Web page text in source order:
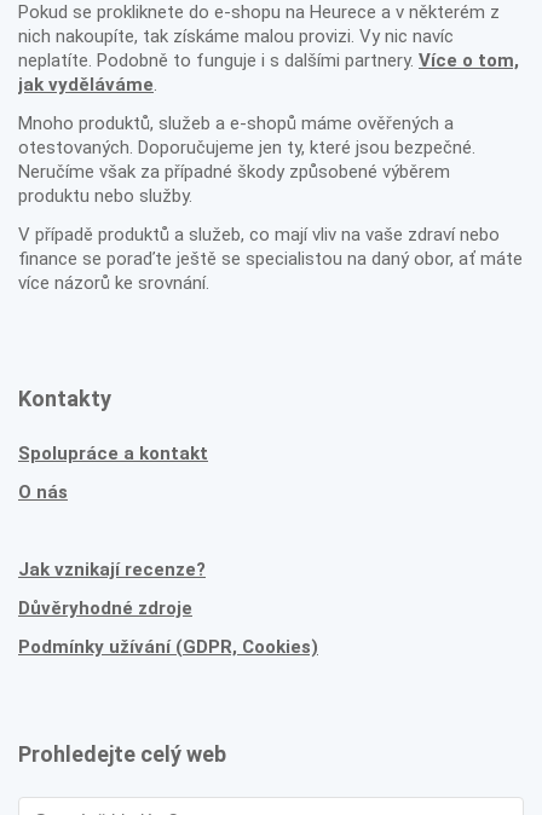
Pokud se prokliknete do e-shopu na Heurece a v některém z
nich nakoupíte, tak získáme malou provizi. Vy nic navíc
neplatíte. Podobně to funguje i s dalšími partnery. Více o tom,
jak vyděláváme.
Mnoho produktů, služeb a e-shopů máme ověřených a
otestovaných. Doporučujeme jen ty, které jsou bezpečné.
Neručíme však za případné škody způsobené výběrem
produktu nebo služby.
V případě produktů a služeb, co mají vliv na vaše zdraví nebo
finance se poraďte ještě se specialistou na daný obor, ať máte
více názorů ke srovnání.
Kontakty
Spolupráce a kontakt
O nás
Jak vznikají recenze?
Důvěryhodné zdroje
Podmínky užívání (GDPR, Cookies)
Prohledejte celý web